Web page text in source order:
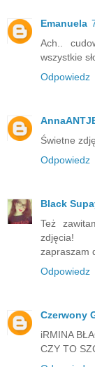
Emanuela
Ach..
wszystkie
Odpowiedz
Świetne
Odpowiedz
Black
Też
zdjęcia!
zapraszam
Odpowiedz
Czerwony
iRMINA
CZY TO